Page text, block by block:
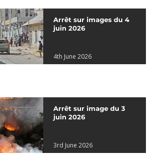
Arrêt sur images du 4
juin 2026
4th June 2026
Arrêt sur image du 3
juin 2026
3rd June 2026